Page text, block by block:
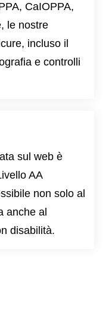
, CaIOPPA,
le nostre
incluso il
e controlli
sul web è
AA
non solo al
anche al
disabilità.